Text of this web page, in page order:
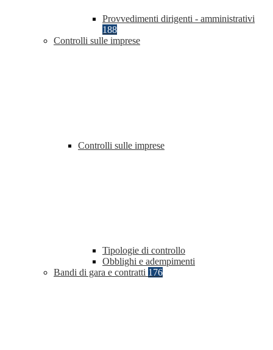
Provvedimenti dirigenti - amministrativi
188
Controlli sulle imprese
Controlli sulle imprese
Tipologie di controllo
Obblighi e adempimenti
Bandi di gara e contratti 176